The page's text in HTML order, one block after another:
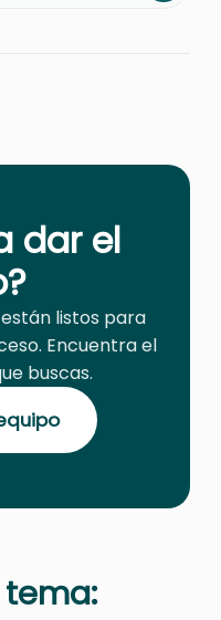
dar el
listos para
Encuentra el
buscas.